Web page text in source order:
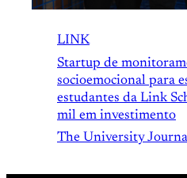
LINK
Startup de
socioemocional para
estudantes da Link
mil em investimento
The University